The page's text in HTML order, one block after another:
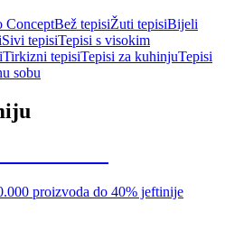
ConceptBež tepisiŽuti tepisiBijeli
Sivi tepisiTepisi s visokim
Tirkizni tepisiTepisi za kuhinjuTepisi
sobu
proizvoda do 40% jeftinije